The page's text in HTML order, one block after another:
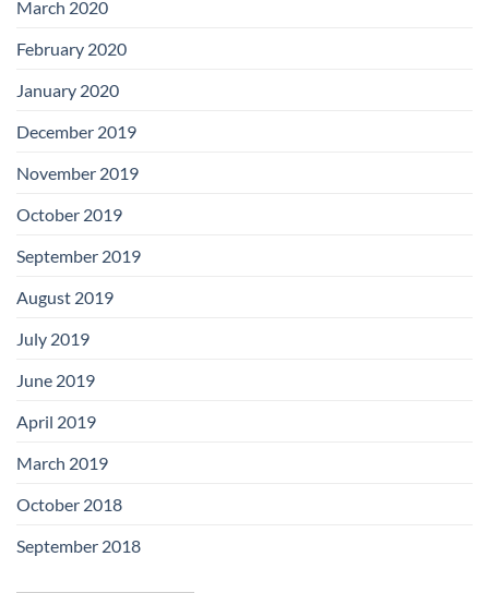
March 2020
February 2020
January 2020
December 2019
November 2019
October 2019
September 2019
August 2019
July 2019
June 2019
April 2019
March 2019
October 2018
September 2018